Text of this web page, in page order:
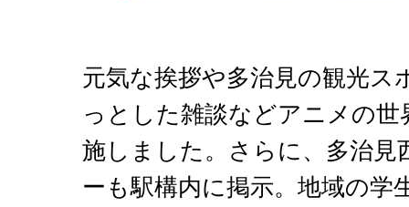
元気な挨拶や多治見の観光
っとした雑談などアニメの
施しました。さらに、多治見
ーも駅構内に掲示。地域の学